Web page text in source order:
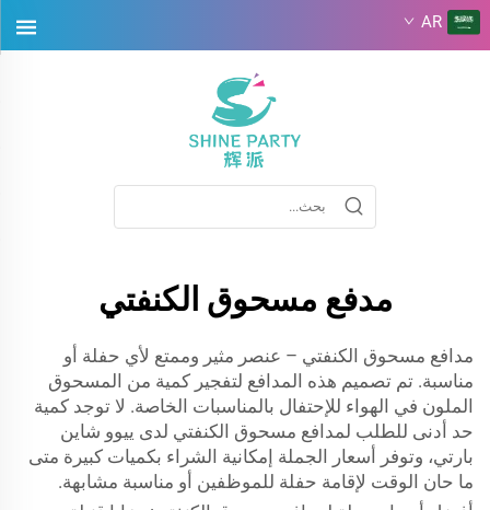
AR
مدفع مسحوق الكنفتي
مدافع مسحوق الكنفتي – عنصر مثير وممتع لأي حفلة أو
مناسبة. تم تصميم هذه المدافع لتفجير كمية من المسحوق
الملون في الهواء للإحتفال بالمناسبات الخاصة. لا توجد كمية
حد أدنى للطلب لمدافع مسحوق الكنفتي لدى ييوو شاين
بارتي، وتوفر أسعار الجملة إمكانية الشراء بكميات كبيرة متى
ما حان الوقت لإقامة حفلة للموظفين أو مناسبة مشابهة.